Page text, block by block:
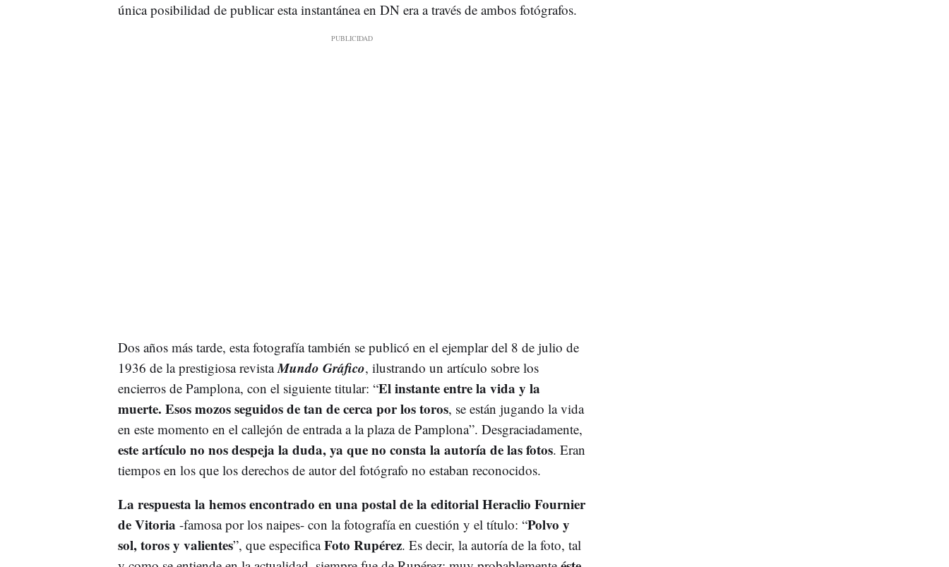
única posibilidad de publicar esta instantánea en DN era a través de ambos fotógrafos.
Dos años más tarde, esta fotografía también se publicó en el ejemplar del 8 de julio de
1936 de la prestigiosa revistaMundo Gráfico, ilustrando un artículo sobre los
encierros de Pamplona, con el siguiente titular: “El instante entre la vida y la
muerte. Esos mozos seguidos de tan de cerca por los toros, se están jugando la vida
en este momento en el callejón de entrada a la plaza de Pamplona”. Desgraciadamente,
este artículo no nos despeja la duda, ya que no consta la autoría de las fotos. Eran
tiempos en los que los derechos de autor del fotógrafo no estaban reconocidos.
La respuesta la hemos encontrado en una postal de la editorial Heraclio Fournier
de Vitoria -famosa por los naipes- con la fotografía en cuestión y el título: “Polvo y
sol, toros y valientes”, que especificaFoto Rupérez. Es decir, la autoría de la foto, tal